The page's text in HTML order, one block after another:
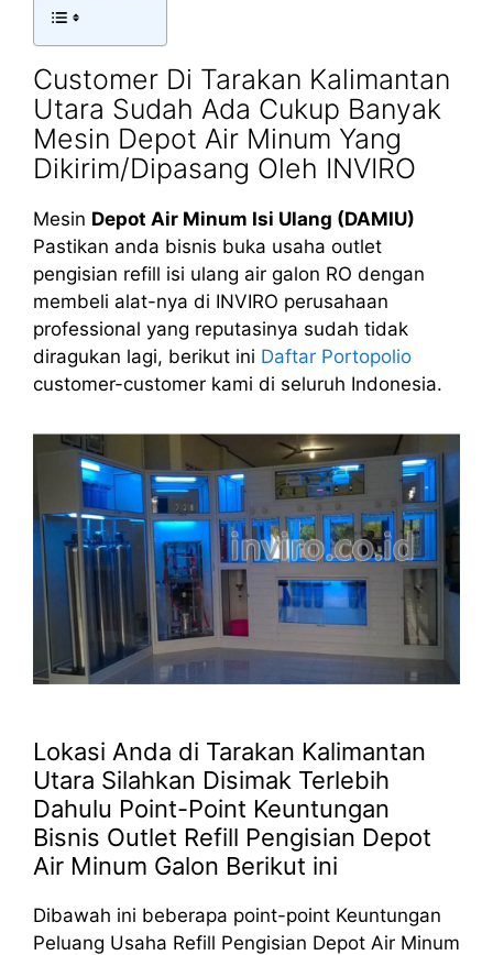
Customer Di Tarakan Kalimantan
Utara Sudah Ada Cukup Banyak
Mesin Depot Air Minum Yang
Dikirim/Dipasang Oleh INVIRO
Mesin Depot Air Minum Isi Ulang (DAMIU)
Pastikan anda bisnis buka usaha outlet
pengisian refill isi ulang air galon RO dengan
membeli alat-nya di INVIRO perusahaan
professional yang reputasinya sudah tidak
diragukan lagi, berikut ini Daftar Portopolio
customer-customer kami di seluruh Indonesia.
Lokasi Anda di Tarakan Kalimantan
Utara Silahkan Disimak Terlebih
Dahulu Point-Point Keuntungan
Bisnis Outlet Refill Pengisian Depot
Air Minum Galon Berikut ini
Dibawah ini beberapa point-point Keuntungan
Peluang Usaha Refill Pengisian Depot Air Minum